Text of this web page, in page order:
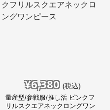
¥6,380 (税込)
量産型/参戦服/推し活 ピンクフ
リルスクエアネックロングワン